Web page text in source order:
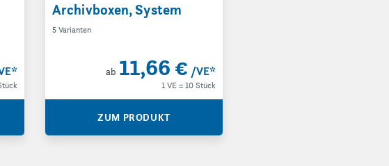
*
Archivboxen, System
5 Varianten
ab 11,66 € /VE*
1 VE = 10 Stück
ZUM PRODUKT